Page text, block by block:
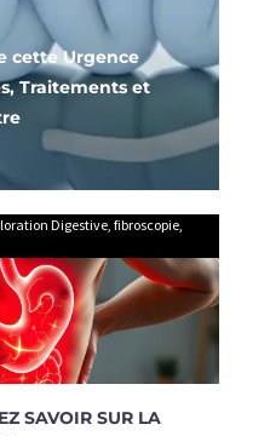
cette Urgence
Traitements et
Digestive, fibroscopie,
SAVOIR SUR LA